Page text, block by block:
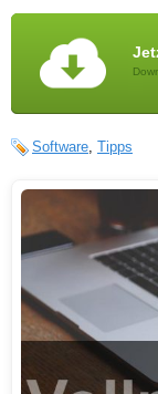
Software, Tipps